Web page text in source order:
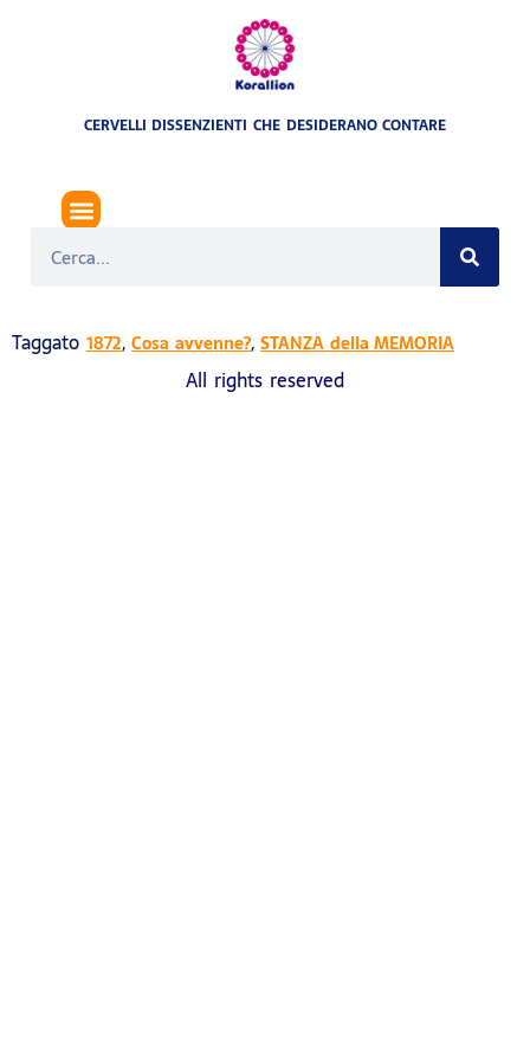
CERVELLI DISSENZIENTI CHE DESIDERANO CONTARE
Taggato 1872,Cosa avvenne?,STANZA della MEMORIA
All rights reserved